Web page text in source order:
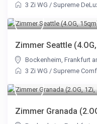
3 Zi WG /Supreme
Zimmer Seattle
Bockenheim,Frankfurt
3 Zi WG /Supreme
Zimmer Granada